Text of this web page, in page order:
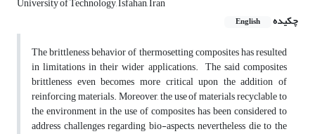
چکیده
English
The brittleness behavior of thermosetting composites has resulted
in limitations in their wider applications. The said composites
brittleness even becomes more critical upon the addition of
reinforcing materials. Moreover, the use of materials recyclable to
the environment in the use of composites has been considered to
address challenges regarding bio-aspects, nevertheless die to the